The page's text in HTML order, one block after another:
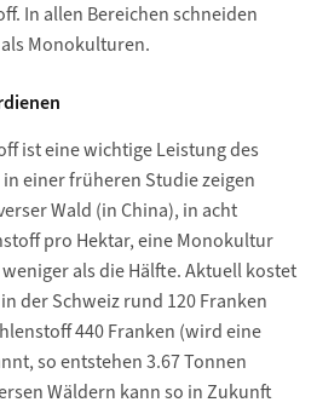
In allen Bereichen schneiden
Monokulturen.
ist eine wichtige Leistung des
einer früheren Studie zeigen
Wald (in China), in acht
pro Hektar, eine Monokultur
als die Hälfte. Aktuell kostet
der Schweiz rund 120 Franken
440 Franken (wird eine
so entstehen 3.67 Tonnen
Wäldern kann so in Zukunft